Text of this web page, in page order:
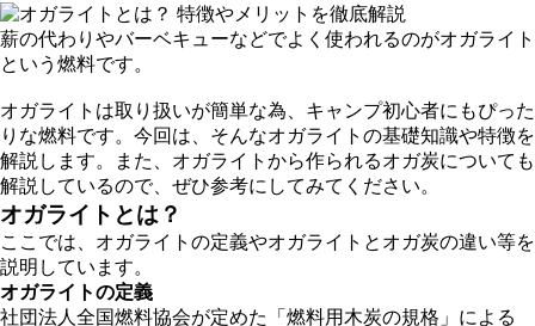
薪の代わりやバーベキューなどでよく使われるのがオガライト
という燃料です。
オガライトは取り扱いが簡単な為、キャンプ初心者にもぴった
りな燃料です。今回は、そんなオガライトの基礎知識や特徴を
解説します。また、オガライトから作られるオガ炭についても
解説しているので、ぜひ参考にしてみてください。
オガライトとは？
ここでは、オガライトの定義やオガライトとオガ炭の違い等を
説明しています。
オガライトの定義
社団法人全国燃料協会が定めた「燃料用木炭の規格」による